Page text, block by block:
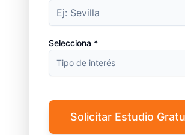
Selecciona *
Tipo de interés
Solicitar Estudio